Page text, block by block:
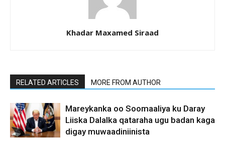
Khadar Maxamed Siraad
RELATED ARTICLES MORE FROM AUTHOR
Mareykanka oo Soomaaliya ku Daray
Liiska Dalalka qataraha ugu badan kaga
digay muwaadiniinista